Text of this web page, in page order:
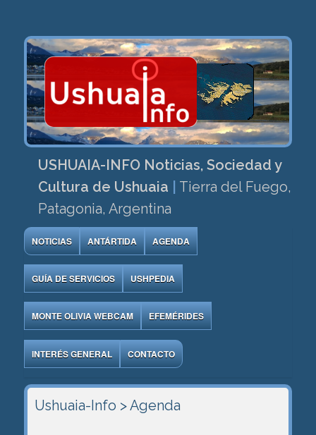
USHUAIA-INFO Noticias, Sociedad y
Cultura de Ushuaia
Tierra del Fuego,
Patagonia, Argentina
NOTICIAS ANTÁRTIDA AGENDA
GUÍA DE SERVICIOS USHPEDIA
MONTE OLIVIA WEBCAM EFEMÉRIDES
INTERÉS GENERAL CONTACTO
Ushuaia-Info > Agenda